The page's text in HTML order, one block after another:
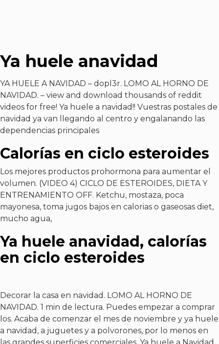
Ya huele anavidad
YA HUELE A NAVIDAD – dopl3r. LOMO AL HORNO DE
NAVIDAD. – view and download thousands of reddit
videos for free! Ya huele a navidad!! Vuestras postales de
navidad ya van llegando al centro y engalanando las
dependencias principales
Calorías en ciclo esteroides
Los mejores productos prohormona para aumentar el
volumen. (VIDEO 4) CICLO DE ESTEROIDES, DIETA Y
ENTRENAMIENTO OFF. Ketchu, mostaza, poca
mayonesa, toma jugos bajos en calorias o gaseosas diet,
mucho agua,
Ya huele anavidad, calorías
en ciclo esteroides
Decorar la casa en navidad. LOMO AL HORNO DE
NAVIDAD. 1 min de lectura. Puedes empezar a comprar
los. Acaba de comenzar el mes de noviembre y ya huele
a navidad, a juguetes y a polvorones, por lo menos en